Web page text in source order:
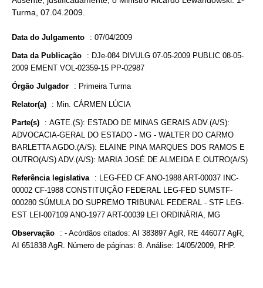
Turma, 07.04.2009.
Data do Julgamento : 07/04/2009
Data da Publicação : DJe-084 DIVULG 07-05-2009 PUBLIC 08-05-
2009 EMENT VOL-02359-15 PP-02987
Órgão Julgador : Primeira Turma
Relator(a) : Min. CÁRMEN LÚCIA
Parte(s) : AGTE.(S): ESTADO DE MINAS GERAIS ADV.(A/S):
ADVOCACIA-GERAL DO ESTADO - MG - WALTER DO CARMO
BARLETTA AGDO.(A/S): ELAINE PINA MARQUES DOS RAMOS E
OUTRO(A/S) ADV.(A/S): MARIA JOSÉ DE ALMEIDA E OUTRO(A/S)
Referência legislativa : LEG-FED CF ANO-1988 ART-00037 INC-
00002 CF-1988 CONSTITUIÇÃO FEDERAL LEG-FED SUMSTF-
000280 SÚMULA DO SUPREMO TRIBUNAL FEDERAL - STF LEG-
EST LEI-007109 ANO-1977 ART-00039 LEI ORDINÁRIA, MG
Observação : - Acórdãos citados: AI 383897 AgR, RE 446077 AgR,
AI 651838 AgR. Número de páginas: 8. Análise: 14/05/2009, RHP.